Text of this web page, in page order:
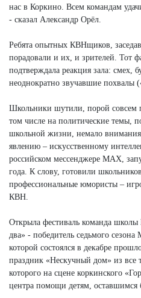
нас в Коркино. Всем командам
- сказал Александр Орёл.
Ребята опытных КВНщиков,
порадовали и их, и зрителей. Тот
подтверждала реакция зала: смех,
неоднократно звучавшие
Школьники шутили, порой совсем
том числе на политические темы,
школьной жизни, немало внимания
явлению – искусственному
российском мессенджере MAX,
года. К слову, готовили
профессиональные юмористы –
КВН.
Открыла фестиваль команда
два» - победитель седьмого
которой состоялся в декабре
праздник «Нескучный дом» из все
которого на сцене коркинского
центра помощи детям, оставшимся